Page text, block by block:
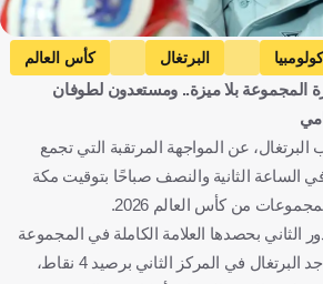
كولومبيا البرتغال
كأس العالم
كولومبيا
البرتغال
المجموعة بلا ميزة.. ومستعدون لطوفان
البرتغال، عن المواجهة المرتقبة التي تجمع
في الساعة الثانية والنصف صباحًا بتوقيت مكة
من كأس العالم 2026.
الثاني بحصدها العلامة الكاملة في المجموعة
11 برصيد 6 نقاط، بينما تتواجد البرتغال في المركز الثاني برصيد 4 نقاط،